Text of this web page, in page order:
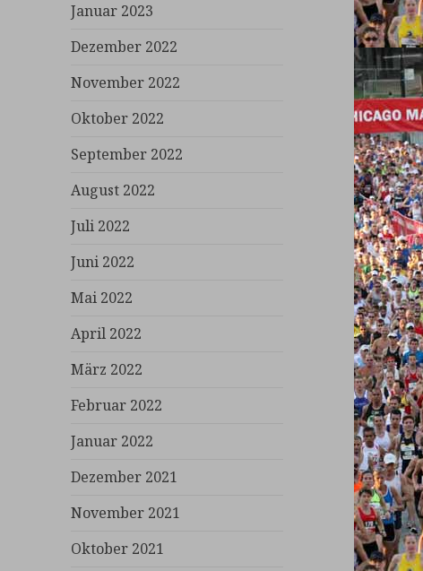
Januar 2023
Dezember 2022
November 2022
Oktober 2022
September 2022
August 2022
Juli 2022
Juni 2022
Mai 2022
April 2022
März 2022
Februar 2022
Januar 2022
Dezember 2021
November 2021
Oktober 2021